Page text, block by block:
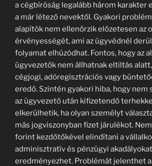
a cégbíróság legalább három karakter
a már létező nevektől. Gyakori
alapítók nem ellenőrzik előzetesen az
érvényességét, ami az ügyvédnél derül
folyamat elhúzódhat. Fontos, hogy az
ügyvezetők nem állhatnak eltiltás
cégjogi, adóregisztrációs vagy
eredő. Szintén gyakori hiba, hogy nem
az ügyvezető után kifizetendő
elkerülhetik, ha olyan személyt
más jogviszonyban fizet járulékot.
forint kezdőtőkével elindítani a
adminisztratív és pénzügyi akadályokat
eredményezhet. Problémát jelenthet